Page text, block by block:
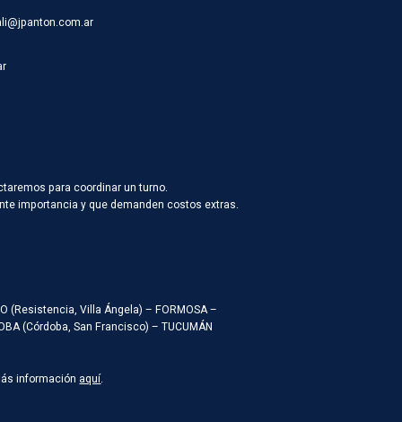
para coordinar un turno.
importancia y que demanden costos extras.
(Resistencia, Villa Ángela) – FORMOSA –
(Córdoba, San Francisco) – TUCUMÁN
información aquí.